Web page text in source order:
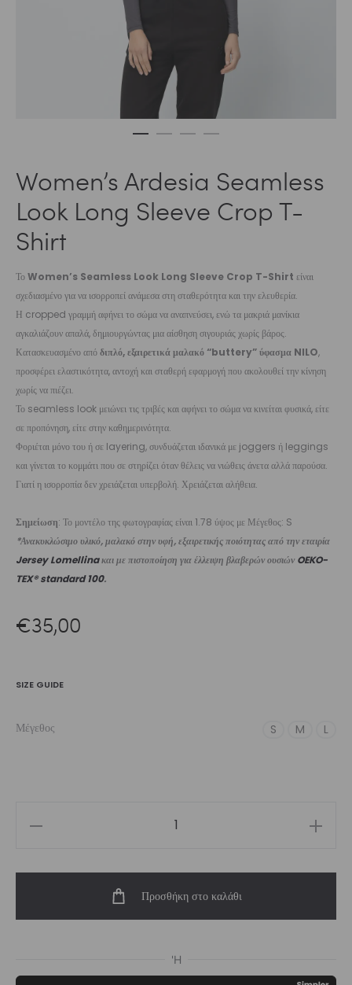
Women’s Ardesia Seamless
Look Long Sleeve Crop T-
Shirt
ΤοWomen’s Seamless Look Long Sleeve Crop T-Shirt είναι
σχεδιασμένο για να ισορροπεί ανάμεσα στη σταθερότητα και την ελευθερία.
Η cropped γραμμή αφήνει το σώμα να αναπνεύσει, ενώ τα μακριά μανίκια
αγκαλιάζουν απαλά, δημιουργώντας μια αίσθηση σιγουριάς χωρίς βάρος.
Κατασκευασμένο απόδιπλό, εξαιρετικά μαλακό “buttery” ύφασμα NILO,
προσφέρει ελαστικότητα, αντοχή και σταθερή εφαρμογή που ακολουθεί την κίνηση
χωρίς να πιέζει.
Το seamless look μειώνει τις τριβές και αφήνει το σώμα να κινείται φυσικά, είτε
σε προπόνηση, είτε στην καθημερινότητα.
Φοριέται μόνο του ή σε layering, συνδυάζεται ιδανικά με joggers ή leggings
και γίνεται το κομμάτι που σε στηρίζει όταν θέλεις να νιώθεις άνετα αλλά παρούσα.
Γιατί η ισορροπία δεν χρειάζεται υπερβολή. Χρειάζεται αλήθεια.
Σημείωση: Το μοντέλο της φωτογραφίας είναι 1.78 ύψος με Μέγεθος: S
*Ανακυκλώσιμο υλικό, μαλακό στην υφή, εξαιρετικής ποιότητας από την εταιρία
Jersey Lomellinaκαι με πιστοποίηση για έλλειψη βλαβερών ουσιών OEKO-
TEX® standard 100.
€35,00
SIZE GUIDE
Μέγεθος S M L
Long
Προσθήκη στο καλάθι